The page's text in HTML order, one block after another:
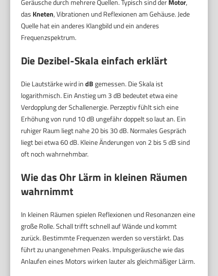
Geräusche durch mehrere Quellen. Typisch sind derMotor,
das Kneten, Vibrationen und Reflexionen am Gehäuse. Jede
Quelle hat ein anderes Klangbild und ein anderes
Frequenzspektrum.
Die Dezibel-Skala einfach erklärt
Die Lautstärke wird indBgemessen. Die Skala ist
logarithmisch. Ein Anstieg um 3 dB bedeutet etwa eine
Verdopplung der Schallenergie. Perzeptiv fühlt sich eine
Erhöhung von rund 10 dB ungefähr doppelt so laut an. Ein
ruhiger Raum liegt nahe 20 bis 30 dB. Normales Gespräch
liegt bei etwa 60 dB. Kleine Änderungen von 2 bis 5 dB sind
oft noch wahrnehmbar.
Wie das Ohr Lärm in kleinen Räumen
wahrnimmt
In kleinen Räumen spielen Reflexionen und Resonanzen eine
große Rolle. Schall trifft schnell auf Wände und kommt
zurück. Bestimmte Frequenzen werden so verstärkt. Das
führt zu unangenehmen Peaks. Impulsgeräusche wie das
Anlaufen eines Motors wirken lauter als gleichmäßiger Lärm.